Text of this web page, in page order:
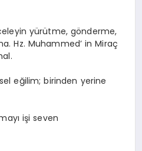
yürütme, gönderme,
Hz. Muhammed’ in Miraç
eğilim; birinden yerine
işi seven